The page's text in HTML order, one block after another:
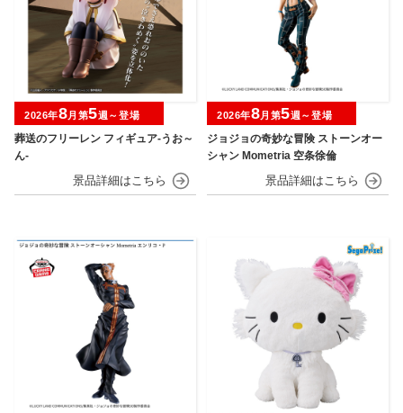
葬送のフリーレン フィギュア-うお～
ん-
2026年8月第5週～登場
ジョジョの奇妙な冒険 ストーンオー
シャン Mometria 空条徐倫
2026年8月第5週～登場